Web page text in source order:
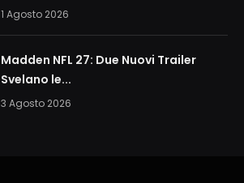
1 Agosto 2026
Madden NFL 27: Due Nuovi Trailer
Svelano le...
3 Agosto 2026